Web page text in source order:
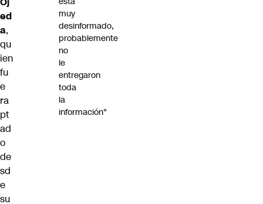
ed
a,
qu
ien
fu
e
ra
pt
ad
o
de
sd
e
su
muy
desinformado,
probablemente
no
le
entregaron
toda
la
información"